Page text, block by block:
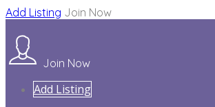
Add Listing Join Now
Join Now
Add Listing